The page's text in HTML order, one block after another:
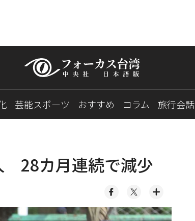
芸能スポーツ おすすめ コラム 旅行会話
28カ月連続で減少